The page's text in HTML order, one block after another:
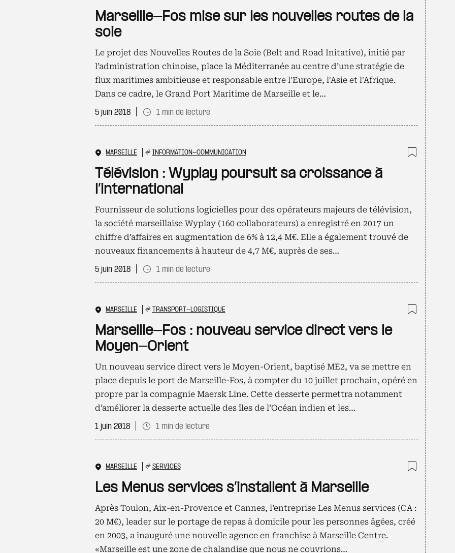
Ajouter
Marseille-Fos mise sur les nouvelles routes de la
soie
Le projet des Nouvelles Routes de la Soie (Belt and Road Initative), initié par
l’administration chinoise, place la Méditerranée au centre d’une stratégie de
flux maritimes ambitieuse et responsable entre l'Europe, l'Asie et l'Afrique.
Dans ce cadre, le Grand Port Maritime de Marseille et le…
5 juin 2018 1 min de lecture
MARSEILLE # INFORMATION-COMMUNICATION
Télévision : Wyplay poursuit sa croissance à
l’international
Fournisseur de solutions logicielles pour des opérateurs majeurs de télévision,
la société marseillaise Wyplay (160 collaborateurs) a enregistré en 2017 un
chiffre d’affaires en augmentation de 6% à 12,4 M€. Elle a également trouvé de
nouveaux financements à hauteur de 4,7 M€, auprès de ses…
5 juin 2018 1 min de lecture
MARSEILLE # TRANSPORT-LOGISTIQUE
Marseille-Fos : nouveau service direct vers le
Moyen-Orient
Un nouveau service direct vers le Moyen-Orient, baptisé ME2, va se mettre en
place depuis le port de Marseille-Fos, à compter du 10 juillet prochain, opéré en
propre par la compagnie Maersk Line. Cette desserte permettra notamment
d’améliorer la desserte actuelle des îles de l’Océan indien et les…
1 juin 2018 1 min de lecture
MARSEILLE # SERVICES
Les Menus services s’installent à Marseille
Après Toulon, Aix-en-Provence et Cannes, l’entreprise Les Menus services (CA :
20 M€), leader sur le portage de repas à domicile pour les personnes âgées, créé
en 2003, a inauguré une nouvelle agence en franchise à Marseille Centre.
«Marseille est une zone de chalandise que nous ne couvrions…